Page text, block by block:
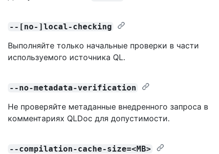
--[no-]local-checking
Выполняйте только начальные проверки в части
используемого источника QL.
--no-metadata-verification
Не проверяйте метаданные внедренного запроса в
комментариях QLDoc для допустимости.
--compilation-cache-size=<MB>